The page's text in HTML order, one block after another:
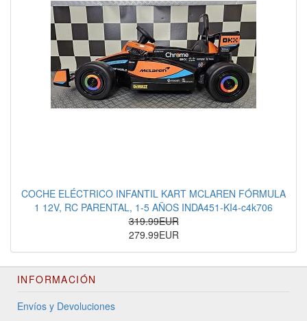
COCHE ELÉCTRICO INFANTIL KART MCLAREN FÓRMULA
1 12V, RC PARENTAL, 1-5 AÑOS INDA451-KI4-c4k706
319.99EUR
279.99EUR
INFORMACIÓN
Envíos y Devoluciones